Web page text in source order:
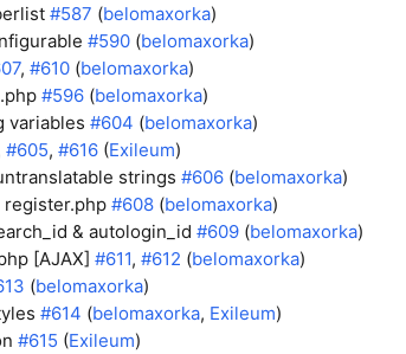
#587 (belomaxorka)
#590 (belomaxorka)
, #610 (belomaxorka)
#596 (belomaxorka)
variables #604 (belomaxorka)
#605, #616 (Exileum)
strings #606 (belomaxorka)
#608 (belomaxorka)
& autologin_id #609 (belomaxorka)
[AJAX] #611, #612 (belomaxorka)
(belomaxorka)
#614 (belomaxorka, Exileum)
#615 (Exileum)